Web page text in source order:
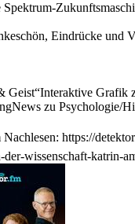
Eindrücke und
Geist“Interaktive Grafik
zu Psychologie/
https://
der-wissenschaft-katrin-